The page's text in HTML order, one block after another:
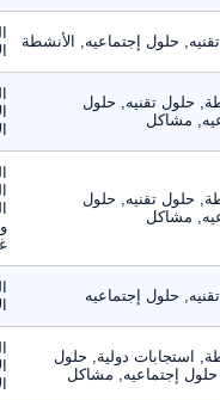
حلول إجتماعيه, الأنشطة
حلول تقنيه, حلول
مشاكل
حلول تقنيه, حلول
مشاكل
حلول إجتماعيه
استجابات دولية, حلول
إجتماعيه, مشاكل